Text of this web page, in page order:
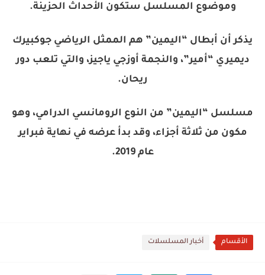
وموضوع المسلسل ستكون الأحداث الحزينة.
يذكر أن أبطال “اليمين” هم الممثل الرياضي جوكبيرك
ديميري “أمير”، والنجمة أوزجي ياجيز، والتي تلعب دور
ريحان.
مسلسل “اليمين” من النوع الرومانسي الدرامي، وهو
مكون من ثلاثة أجزاء، وقد بدأ عرضه في نهاية فبراير
عام 2019.
الأقسام أخبار المسلسلات